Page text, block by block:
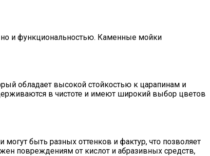
и функциональностью. Каменные мойки
обладает высокой стойкостью к царапинам и
в чистоте и имеют широкий выбор цветов
быть разных оттенков и фактур, что позволяет
повреждениям от кислот и абразивных средств,